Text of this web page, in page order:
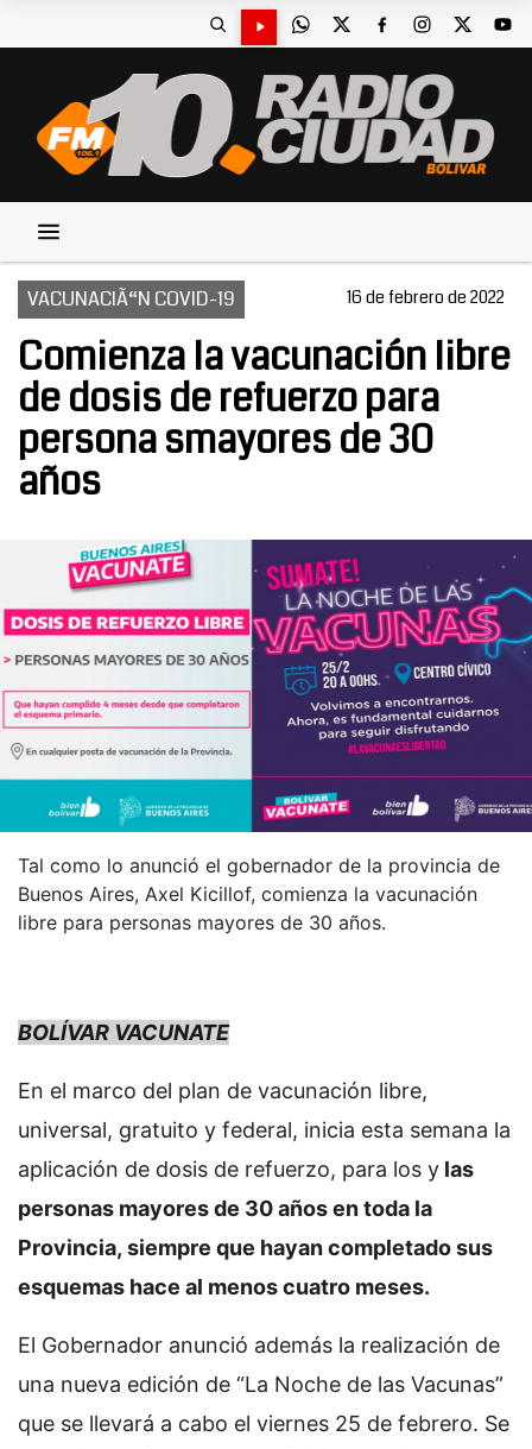
VACUNACIÃ“N COVID-19 16 de febrero de 2022
Comienza la vacunación libre
de dosis de refuerzo para
persona smayores de 30
años
Tal como lo anunció el gobernador de la provincia de
Buenos Aires, Axel Kicillof, comienza la vacunación
libre para personas mayores de 30 años.
BOLÍVAR VACUNATE
En el marco del plan de vacunación libre,
universal, gratuito y federal, inicia esta semana la
aplicación de dosis de refuerzo, para los y las
personas mayores de 30 años en toda la
Provincia, siempre que hayan completado sus
esquemas hace al menos cuatro meses.
El Gobernador anunció además la realización de
una nueva edición de “La Noche de las Vacunas”
que se llevará a cabo el viernes 25 de febrero. Se